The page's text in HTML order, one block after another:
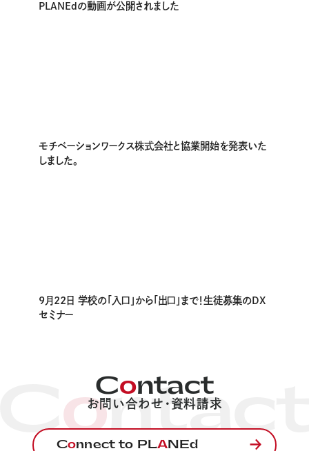
Implementation
News
お知らせ
PLANEdの動画が公開されました
モチベーションワークス株式会社と協業開始を発表いた
しました。￼
9月22日 学校の「入口」から「出口」まで！生徒募集のDX
セミナー
oContact
お問い合わせ・資料請求
Connect to PLA NEd